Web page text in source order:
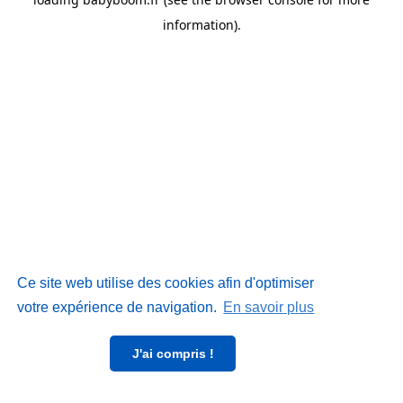
Ce site web utilise des cookies afin d'optimiser
votre expérience de navigation. En savoir plus
J'ai compris !
information).